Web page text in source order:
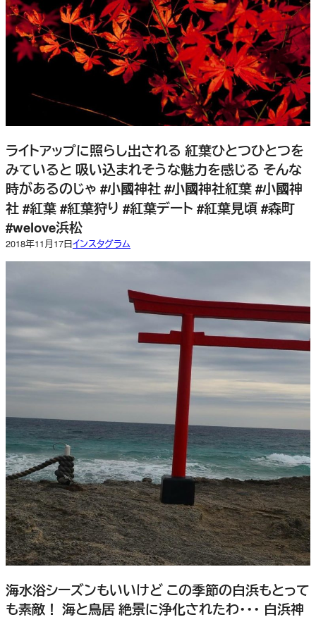
ライトアップに照らし出される 紅葉ひとつひとつを
みていると 吸い込まれそうな魅力を感じる そんな
時があるのじゃ #小國神社 #小國神社紅葉 #小國神
社 #紅葉 #紅葉狩り #紅葉デート #紅葉見頃 #森町
#welove浜松
2018年11月17日インスタグラム
海水浴シーズンもいいけど この季節の白浜もとって
も素敵！ 海と鳥居 絶景に浄化されたわ・・・ 白浜神